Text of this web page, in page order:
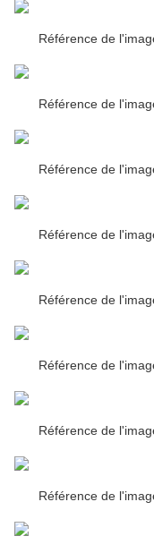
Référence de
Référence de
Référence de
Référence de
Référence de
Référence de
Référence de
Référence de